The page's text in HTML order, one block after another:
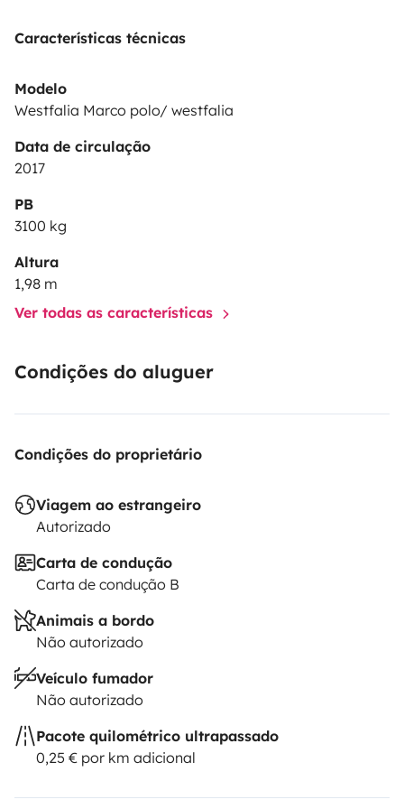
conduit facilement comme une voiture tout en offrant
Características técnicas
Modelo
Westfalia Marco polo/ westfalia
Data de circulação
2017
PB
3100 kg
Altura
1,98 m
Ver todas as características
Condições do aluguer
Condições do proprietário
Viagem ao estrangeiro
Autorizado
Carta de condução
Carta de condução B
Animais a bordo
Não autorizado
Veículo fumador
Não autorizado
Pacote quilométrico ultrapassado
0,25 € por km adicional